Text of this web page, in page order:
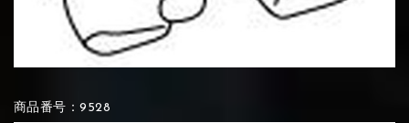
⑦Blue
⑦Blue
④Brown ⑤Dark Brown ⑥Yellow
④Beige
商品番号：9528